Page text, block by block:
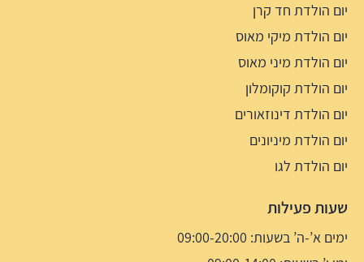
יום הולדת חד קרן
יום הולדת מיקי מאוס
יום הולדת מיני מאוס
יום הולדת קוקומלון
יום הולדת דינוזאורים
יום הולדת מיניונים
יום הולדת לגו
שעות פעילות
ימים א’-ה’ בשעות: 09:00-20:00